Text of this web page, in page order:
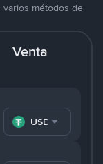
varios métodos de
Venta
USDT